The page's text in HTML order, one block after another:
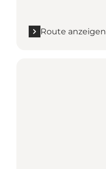
Route anzeigen